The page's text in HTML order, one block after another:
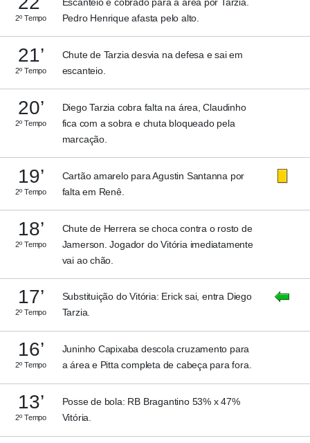
2º Tempo
Pedro Henrique afasta pelo alto.
21’
2º Tempo
Chute de Tarzia desvia na defesa e sai em
escanteio.
20’
2º Tempo
Diego Tarzia cobra falta na área, Claudinho
fica com a sobra e chuta bloqueado pela
marcação.
19’
2º Tempo
Cartão amarelo para Agustin Santanna por
falta em Renê.
18’
2º Tempo
Chute de Herrera se choca contra o rosto de
Jamerson. Jogador do Vitória imediatamente
vai ao chão.
17’
2º Tempo
Substituição do Vitória: Erick sai, entra Diego
Tarzia.
16’
2º Tempo
Juninho Capixaba descola cruzamento para
a área e Pitta completa de cabeça para fora.
13’
2º Tempo
Posse de bola: RB Bragantino 53% x 47%
Vitória.